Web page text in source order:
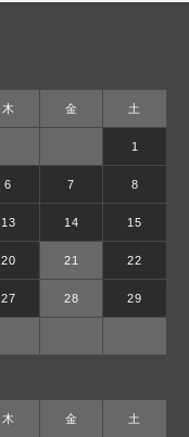
木 金 土
1
6 7 8
13 14 15
20 21 22
27 28 29
木 金 土